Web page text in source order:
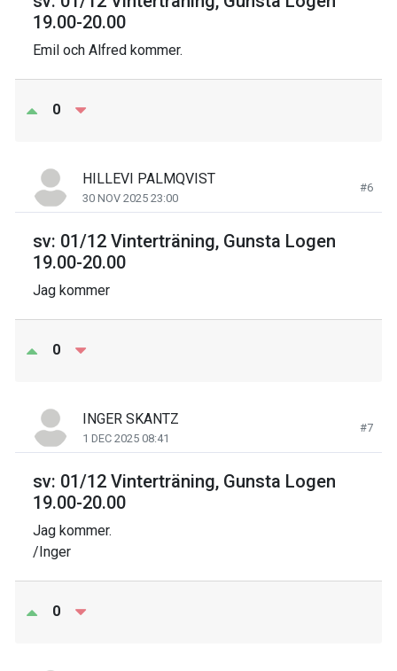
19.00-20.00
Emil och Alfred kommer.
0
HILLEVI PALMQVIST
30 NOV 2025 23:00
#6
sv: 01/12 Vinterträning, Gunsta Logen
19.00-20.00
Jag kommer
0
INGER SKANTZ
1 DEC 2025 08:41
#7
sv: 01/12 Vinterträning, Gunsta Logen
19.00-20.00
Jag kommer.
/Inger
0